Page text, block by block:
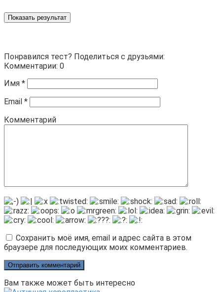
Показать результат
Понравился тест? Поделиться с друзьями:
Комментарии: 0
Имя *
Email *
Комментарий
Сохранить моё имя, email и адрес сайта в этом
браузере для последующих моих комментариев.
Вам также может быть интересно